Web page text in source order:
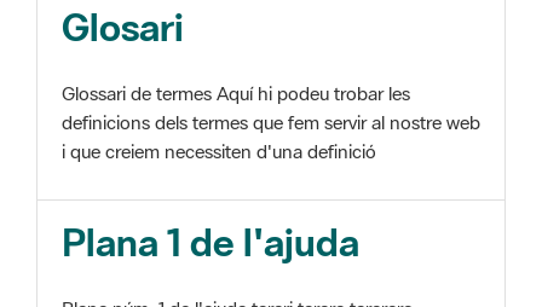
Glosari
Glossari de termes Aquí hi podeu trobar les
definicions dels termes que fem servir al nostre web
i que creiem necessiten d'una definició
Plana 1 de l'ajuda